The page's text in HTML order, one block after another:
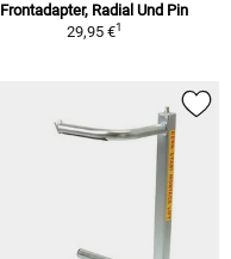
Frontadapter, Radial Und Pin
29,95 €1